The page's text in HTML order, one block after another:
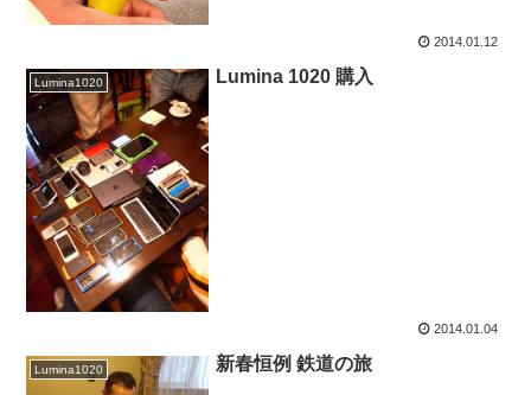
2014.01.12
Lumina1020 Lumina 1020 購入
2014.01.04
Lumina1020 新春恒例 鉄道の旅